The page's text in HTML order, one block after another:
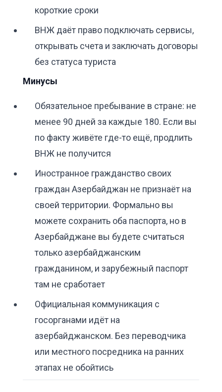
короткие сроки
ВНЖ даёт право подключать сервисы,
открывать счета и заключать договоры
без статуса туриста
Минусы
Обязательное пребывание в стране: не
менее 90 дней за каждые 180. Если вы
по факту живёте где-то ещё, продлить
ВНЖ не получится
Иностранное гражданство своих
граждан Азербайджан не признаёт на
своей территории. Формально вы
можете сохранить оба паспорта, но в
Азербайджане вы будете считаться
только азербайджанским
гражданином, и зарубежный паспорт
там не сработает
Официальная коммуникация с
госорганами идёт на
азербайджанском. Без переводчика
или местного посредника на ранних
этапах не обойтись